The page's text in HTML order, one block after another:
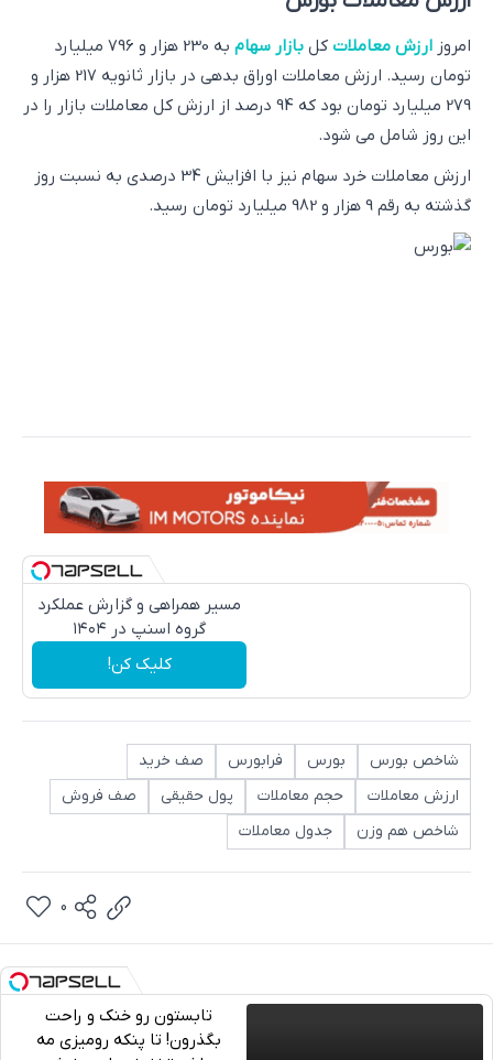
امروز ارزش معاملات کل بازار سهام
به 230 هزار و 796 میلیارد
تومان رسید. ارزش معاملات اوراق بدهی در بازار ثانویه 217 هزار و
279 میلیارد تومان بود که 94 درصد از ارزش کل معاملات بازار را در
این روز شامل می شود.
ارزش معاملات خرد سهام نیز با افزایش 34 درصدی به نسبت روز
گذشته به رقم 9 هزار و 982 میلیارد تومان رسید.
مسیر همراهی و گزارش عملکرد
گروه اسنپ در ۱۴۰۴
کلیک کن!
شاخص بورس بورس فرابورس
صف خرید
ارزش معاملات
حجم معاملات پول حقیقی
صف فروش
شاخص هم وزن
جدول معاملات
0
تابستون رو خنک و راحت
بگذرون! تا پنکه رومیزی مه